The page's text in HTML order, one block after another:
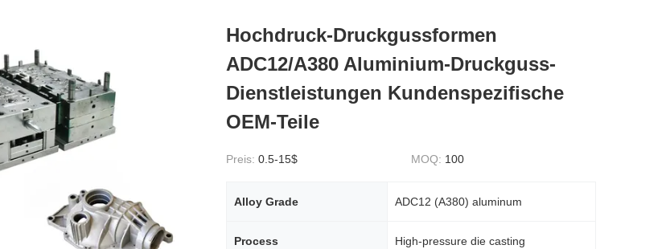
Hochdruck-Druckgussformen
ADC12/A380 Aluminium-Druckguss-
Dienstleistungen Kundenspezifische
OEM-Teile
Preis: 0.5-15$ MOQ: 100
Alloy Grade ADC12 (A380) aluminum
Process High‑pressure die casting